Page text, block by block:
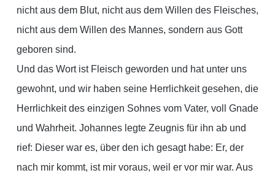
nicht aus dem Blut, nicht aus dem Willen des Fleisches,
nicht aus dem Willen des Mannes, sondern aus Gott
geboren sind.
Und das Wort ist Fleisch geworden und hat unter uns
gewohnt, und wir haben seine Herrlichkeit gesehen, die
Herrlichkeit des einzigen Sohnes vom Vater, voll Gnade
und Wahrheit. Johannes legte Zeugnis für ihn ab und
rief: Dieser war es, über den ich gesagt habe: Er, der
nach mir kommt, ist mir voraus, weil er vor mir war. Aus